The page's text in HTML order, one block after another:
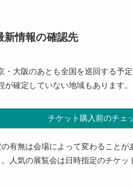
新情報の確認先
・大阪のあとも全国を巡回する予
確定していない地域もあります。
チケット購入前のチェ
有無は会場によって変わること
人気の展覧会は日時指定のチケ